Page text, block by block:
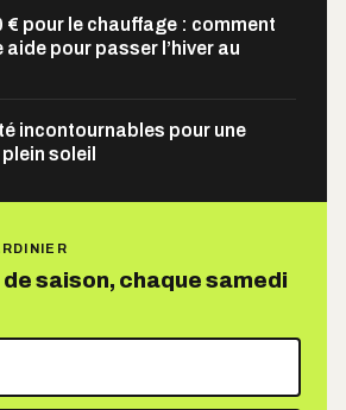
€ pour le chauffage : comment
pour passer l’hiver au
incontournables pour une
soleil
saison, chaque samedi